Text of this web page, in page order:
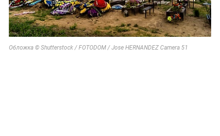
Обложка © Shutterstock / FOTODOM / Jose HERNANDEZ Camera 51